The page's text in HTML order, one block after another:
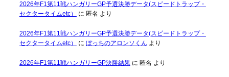
2026年F1第11戦ハンガリーGP予選決勝データ(スピードトラップ・
セクタータイムetc）
に 匿名 より
2026年F1第11戦ハンガリーGP予選決勝データ(スピードトラップ・
セクタータイムetc）
に ぼっちのアロンソくん より
2026年F1第11戦ハンガリーGP決勝結果に 匿名 より